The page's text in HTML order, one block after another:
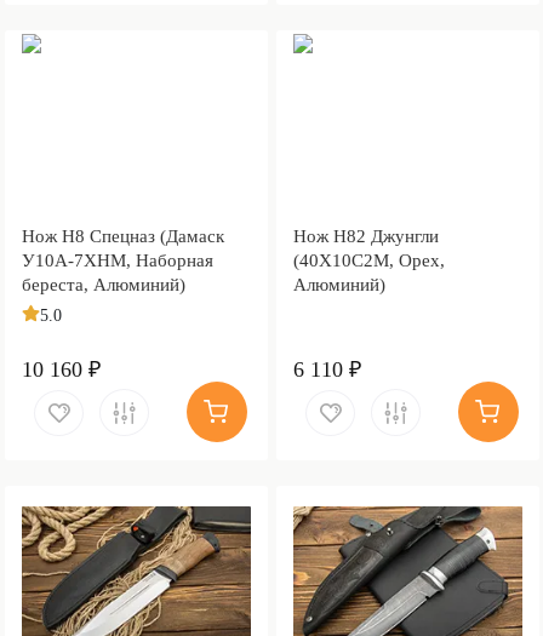
Нож Н8 Спецназ (Дамаск
У10А-7ХНМ, Наборная
береста, Алюминий)
5.0
10 160 ₽
Нож Н82 Джунгли
(40Х10С2М, Орех,
Алюминий)
6 110 ₽